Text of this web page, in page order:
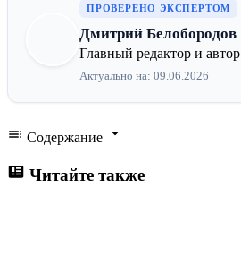
ПРОВЕРЕНО ЭКСПЕРТОМ
Дмитрий Белобородов
Главный редактор и автор
Актуально на: 09.06.2026
Содержание
Читайте также